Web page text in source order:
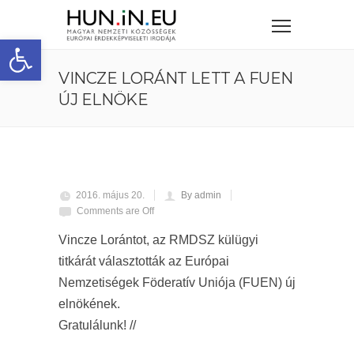
Eszköztár megnyitása
VINCZE LORÁNT LETT A FUEN
ÚJ ELNÖKE
2016. május 20.
By admin
Comments are Off
Vincze Lorántot, az RMDSZ külügyi
titkárát választották az Európai
Nemzetiségek Föderatív Uniója (FUEN) új
elnökének.
Gratulálunk! //